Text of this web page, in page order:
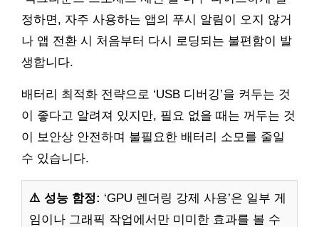
정하면, 자주 사용하는 앱의 푸시 알림이 오지 않거
나 앱 전환 시 처음부터 다시 로딩되는 불편함이 발
생합니다.
배터리 최적화 전략으로 ‘USB 디버깅’을 켜두는 것
이 좋다고 알려져 있지만, 필요 없을 때는 꺼두는 것
이 보안상 안전하며 불필요한 배터리 소모를 줄일
수 있습니다.
⚠️ 성능 함정: ‘GPU 렌더링 강제 사용’은 일부 게
임이나 그래픽 작업에서만 미미한 효과를 볼 수